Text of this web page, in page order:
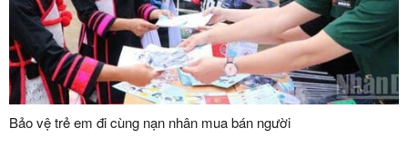
Bảo vệ trẻ em đi cùng nạn nhân mua bán người